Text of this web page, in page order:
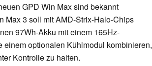
GPD Win Max sind bekannt
Max 3 soll mit AMD-Strix-Halo-Chips
97Wh-Akku mit einem 165Hz-
einem optionalen Kühlmodul kombinieren,
Kontrolle zu halten.